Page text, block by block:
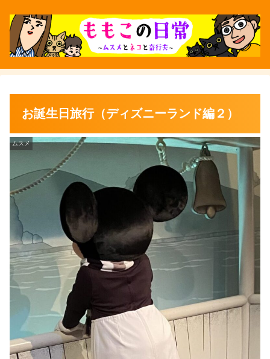
お誕生日旅行（ディズニーランド編２）
ムスメ